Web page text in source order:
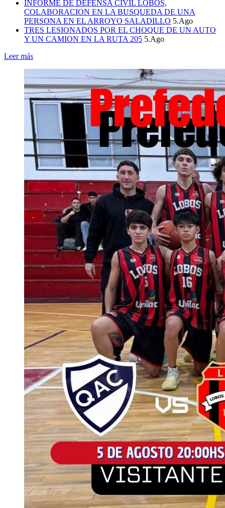
INFORME DE DEFENSA CIVIL LOBOS,
COLABORACION EN LA BUSQUEDA DE UNA
PERSONA EN EL ARROYO SALADILLO 5.Ago
TRES LESIONADOS POR EL CHOQUE DE UN AUTO
Y UN CAMION EN LA RUTA 205 5.Ago
Leer más